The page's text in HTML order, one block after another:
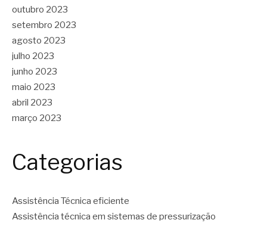
outubro 2023
setembro 2023
agosto 2023
julho 2023
junho 2023
maio 2023
abril 2023
março 2023
Categorias
Assistência Técnica eficiente
Assistência técnica em sistemas de pressurização